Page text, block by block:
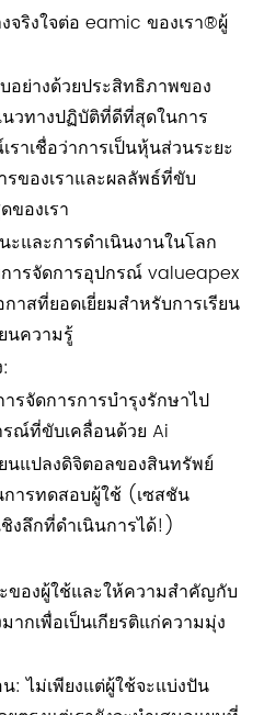
ริงใจต่อ eamic ของเรา®ผู้
อย่างด้วยประสิทธิภาพของ
วทางปฏิบัติที่ดีที่สุดในการ
าเชื่อว่าการเป็นหุ้นส่วนระยะ
ของเราและผลลัพธ์ที่ขับ
ของเรา
ะและการดำเนินงานในโลก
ารจัดการอุปกรณ์ valueapex
าสที่ยอดเยี่ยมสำหรับการเรียน
นความรู้
รจัดการการบำรุงรักษาไป
ณ์ที่ขับเคลื่อนด้วย Ai
นแปลงดิจิตอลของสินทรัพย์
ารทดสอบผู้ใช้ (เซสชัน
งลึกที่ดำเนินการได้!)
ของผู้ใช้และให้ความสำคัญกับ
กเพื่อเป็นเกียรติแก่ความมุ่ง
: ไม่เพียงแต่ผู้ใช้จะแบ่งปัน